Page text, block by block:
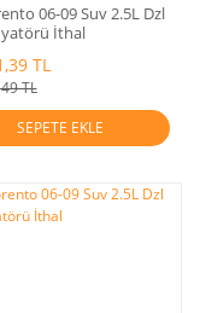
06-09 Suv 2.5L Dzl
İthal
TL
TL
SEPETE EKLE